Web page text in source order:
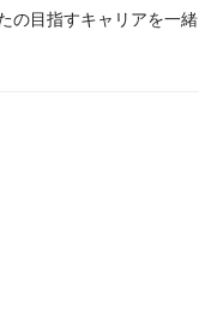
の目指すキャリアを一緒